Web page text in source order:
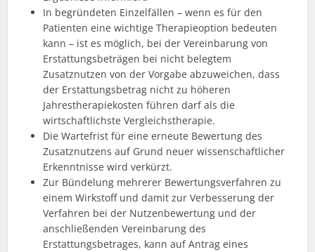
In begründeten Einzelfällen – wenn es für den
Patienten eine wichtige Therapieoption bedeuten
kann – ist es möglich, bei der Vereinbarung von
Erstattungsbeträgen bei nicht belegtem
Zusatznutzen von der Vorgabe abzuweichen, dass
der Erstattungsbetrag nicht zu höheren
Jahrestherapiekosten führen darf als die
wirtschaftlichste Vergleichstherapie.
Die Wartefrist für eine erneute Bewertung des
Zusatznutzens auf Grund neuer wissenschaftlicher
Erkenntnisse wird verkürzt.
Zur Bündelung mehrerer Bewertungsverfahren zu
einem Wirkstoff und damit zur Verbesserung der
Verfahren bei der Nutzenbewertung und der
anschließenden Vereinbarung des
Erstattungsbetrages, kann auf Antrag eines